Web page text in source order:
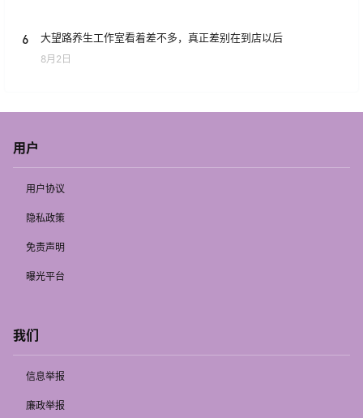
6 大望路养生工作室看着差不多，真正差别在到店以后
8月2日
用户
用户协议
隐私政策
免责声明
曝光平台
我们
信息举报
廉政举报